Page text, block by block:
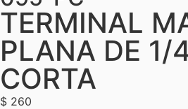
TERMINAL
PLANA DE 1/
CORTA
$ 260